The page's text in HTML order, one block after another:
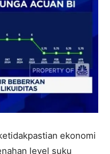
ekonomi
level suku